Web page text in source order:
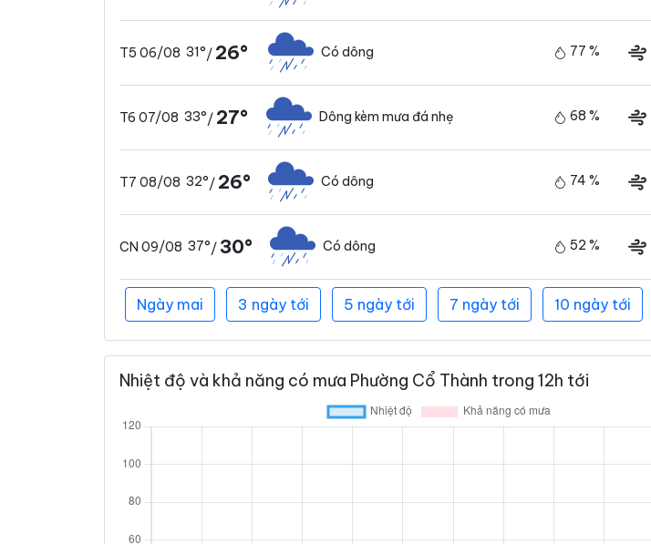
T5 06/08 31°/ 26° Có dông 77 %
T6 07/08 33°/ 27° Dông kèm mưa đá nhẹ 68 %
T7 08/08 32°/ 26° Có dông 74 %
CN 09/08 37°/30° Có dông 52 %
Ngày mai 3 ngày tới 5 ngày tới 7 ngày tới 10 ngày tới
Nhiệt độ và khả năng có mưa Phường Cổ Thành trong 12h tới